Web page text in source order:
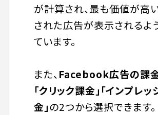
が計算され、最も価値が高
された広告が表示されるよ
ています。
また、Facebook広告の課
「クリック課金」「インプレ
金」の2つから選択できます。